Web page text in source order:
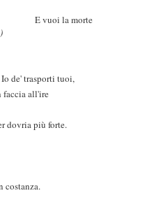
morte
tuoi,
faccia all'ire
dovria più forte.
costanza.